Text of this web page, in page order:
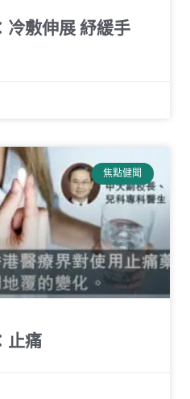
冷敷伸展 紓緩手
焦點健聞
止痛